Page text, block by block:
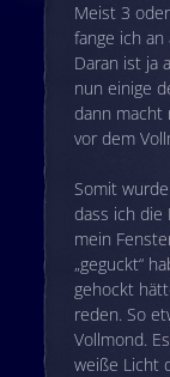
Meist 3
fange ich
Daran ist ja
nun einige
dann macht
vor dem
Somit
dass ich die
mein
„geguckt“
gehockt
reden. So
Vollmond.
weiße Licht